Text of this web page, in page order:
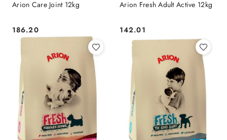
Arion Care Joint 12kg
Cena:
186.20
Arion Fresh Adult Active 12kg
Cena:
142.01